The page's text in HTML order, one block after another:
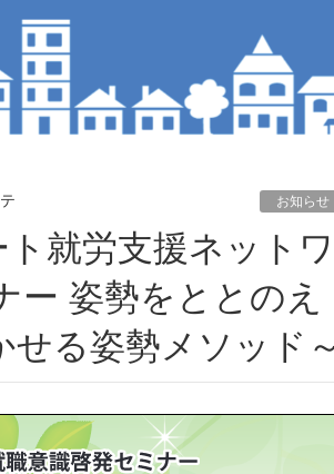
お知らせ
ー 姿勢をととのえ
せる姿勢メソッド